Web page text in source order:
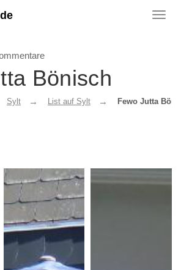
Bönisch
Sylt List auf Sylt Fewo Jutta